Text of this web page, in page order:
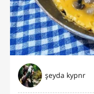
şeyda kypnr